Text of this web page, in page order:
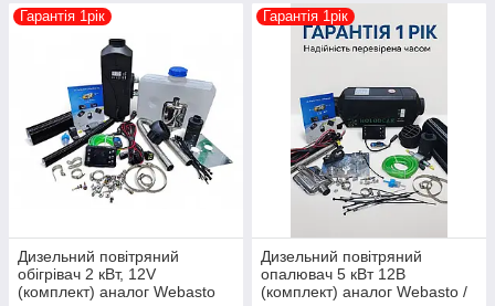
Гарантія 1рік
Дизельний повітряний
обігрівач 2 кВт, 12V
(комплект) аналог Webasto
Гарантія 1рік
Дизельний повітряний
опалювач 5 кВт 12В
(комплект) аналог Webasto /